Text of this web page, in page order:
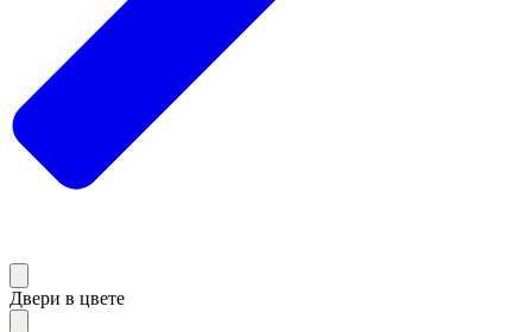
Двери в цвете